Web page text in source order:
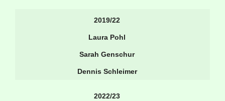
2019/22
Laura Pohl
Sarah Genschur
Dennis Schleimer
2022/23